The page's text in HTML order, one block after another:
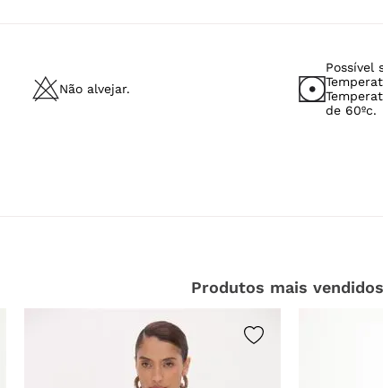
Não alvejar.
Possível
de 60ºc.
Produtos mais